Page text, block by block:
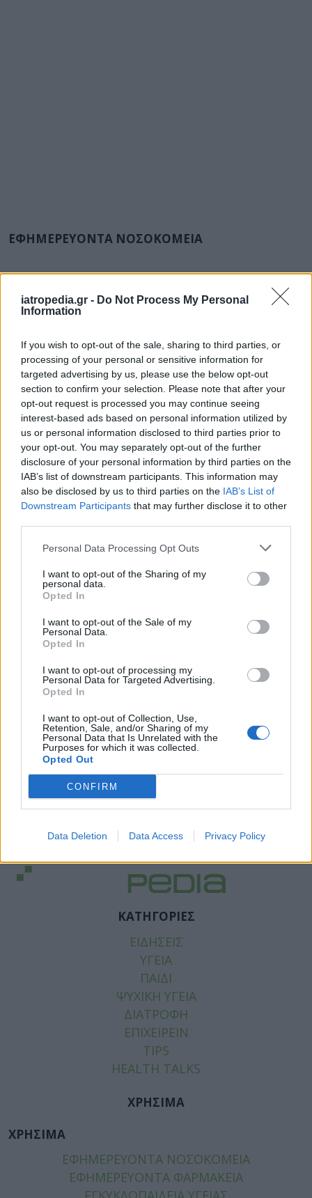
iatropedia.gr - Do Not Process My Personal
Information
If you wish to opt-out of the sale, sharing to third parties, or
processing of your personal or sensitive information for
targeted advertising by us, please use the below opt-out
section to confirm your selection. Please note that after your
opt-out request is processed you may continue seeing
interest-based ads based on personal information utilized by
us or personal information disclosed to third parties prior to
your opt-out. You may separately opt-out of the further
disclosure of your personal information by third parties on the
IAB’s list of downstream participants. This information may
also be disclosed by us to third parties on the IAB’s List of
Downstream Participants that may further disclose it to other
Personal Data Processing Opt Outs
I want to opt-out of the Sharing of my
personal data.
Opted In
I want to opt-out of the Sale of my
Personal Data.
Opted In
I want to opt-out of processing my
Personal Data for Targeted Advertising.
Opted In
I want to opt-out of Collection, Use,
Retention, Sale, and/or Sharing of my
Personal Data that Is Unrelated with the
Purposes for which it was collected.
Opted Out
CONFIRM
Data Deletion Data Access Privacy Policy
ΕΦΗΜΕΡΕΥΟΝΤΑ ΝΟΣΟΚΟΜΕΙΑ
ΚΑΤΗΓΟΡΙΕΣ
ΕΙΔΗΣΕΙΣ
ΥΓΕΙΑ
ΠΑΙΔΙ
ΨΥΧΙΚΗ ΥΓΕΙΑ
ΔΙΑΤΡΟΦΗ
ΕΠΙΧΕΙΡΕΙΝ
TIPS
HEALTH TALKS
ΧΡΗΣΙΜΑ
ΧΡΗΣΙΜΑ
ΕΦΗΜΕΡΕΥΟΝΤΑ ΝΟΣΟΚΟΜΕΙΑ
ΕΦΗΜΕΡΕΥΟΝΤΑ ΦΑΡΜΑΚΕΙΑ